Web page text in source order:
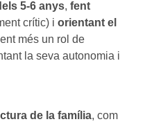
5-6 anys, fent
crític) i orientant el
més un rol de
la seva autonomia i
de la família, com